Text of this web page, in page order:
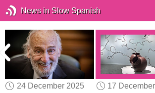
News in Slow Spanish
24 December 2025
17